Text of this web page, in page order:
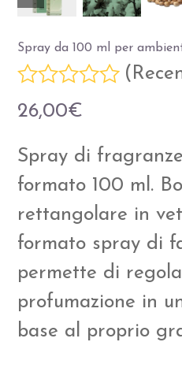
precedente
successiva
Spray da 100 ml per
Valutato
0
su
5
(
26,00€
Spray di
formato 100 ml.
rettangolare in
formato spray di
permette di
profumazione in
base al proprio